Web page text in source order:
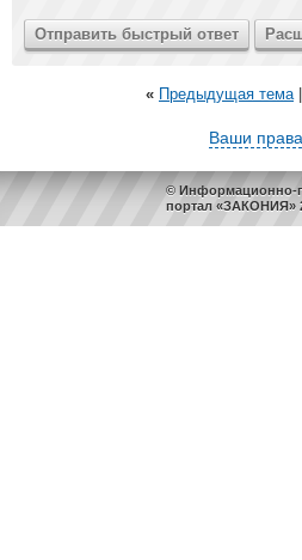
« Предыдущая тема|
Ваши
© Информационно-
портал «ЗАКОНИЯ»